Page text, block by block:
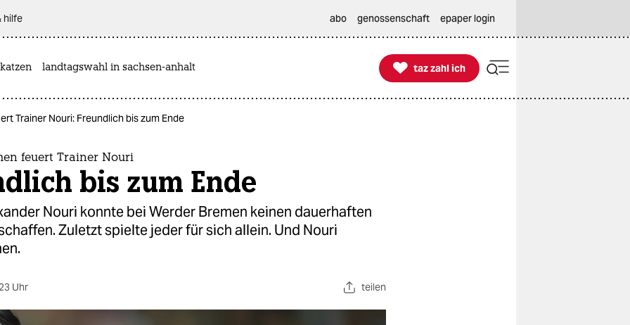
hilfe abo genossenschaft epaper login
katzen landtagswahl in sachsen-anhalt 
taz zahl ich
taz zahl ich
Trainer Nouri: Freundlich bis zum Ende
feuert Trainer Nouri
bis zum Ende
Nouri konnte bei Werder Bremen keinen dauerhaften
Zuletzt spielte jeder für sich allein. Und Nouri
Uhr teilen